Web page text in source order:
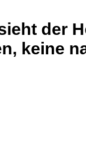
der
keine